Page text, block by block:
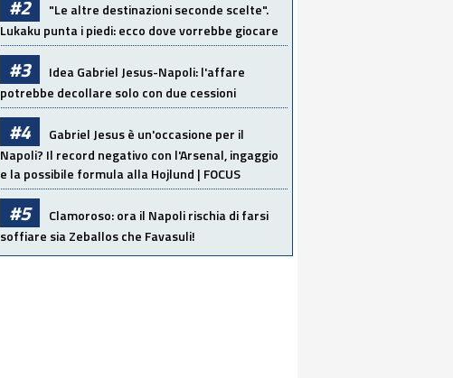
#2
"Le altre destinazioni seconde scelte".
Lukaku punta i piedi: ecco dove vorrebbe giocare
#3
Idea Gabriel Jesus-Napoli: l'affare
potrebbe decollare solo con due cessioni
#4
Gabriel Jesus è un'occasione per il
Napoli? Il record negativo con l'Arsenal, ingaggio
e la possibile formula alla Hojlund | FOCUS
#5
Clamoroso: ora il Napoli rischia di farsi
soffiare sia Zeballos che Favasuli!